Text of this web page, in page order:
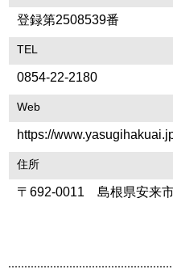
登録第2508539番
TEL
0854-22-2180
Web
https://
住所
〒692-0011 島根県安来